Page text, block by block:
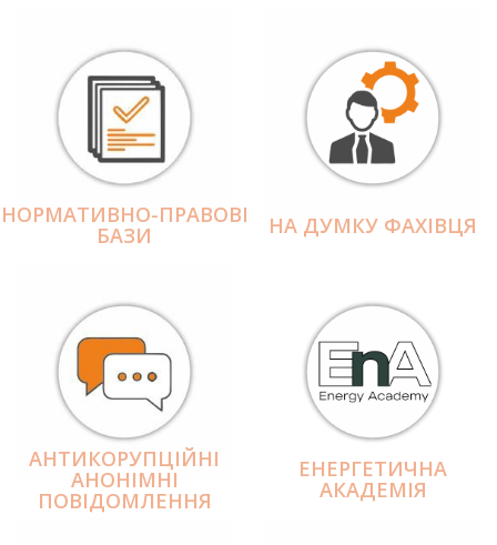
НОРМАТИВНО-ПРАВОВІ
БАЗИ НА ДУМКУ ФАХІВЦЯ
АНТИКОРУПЦІЙНІ
АНОНІМНІ
ПОВІДОМЛЕННЯ
ЕНЕРГЕТИЧНА
АКАДЕМІЯ